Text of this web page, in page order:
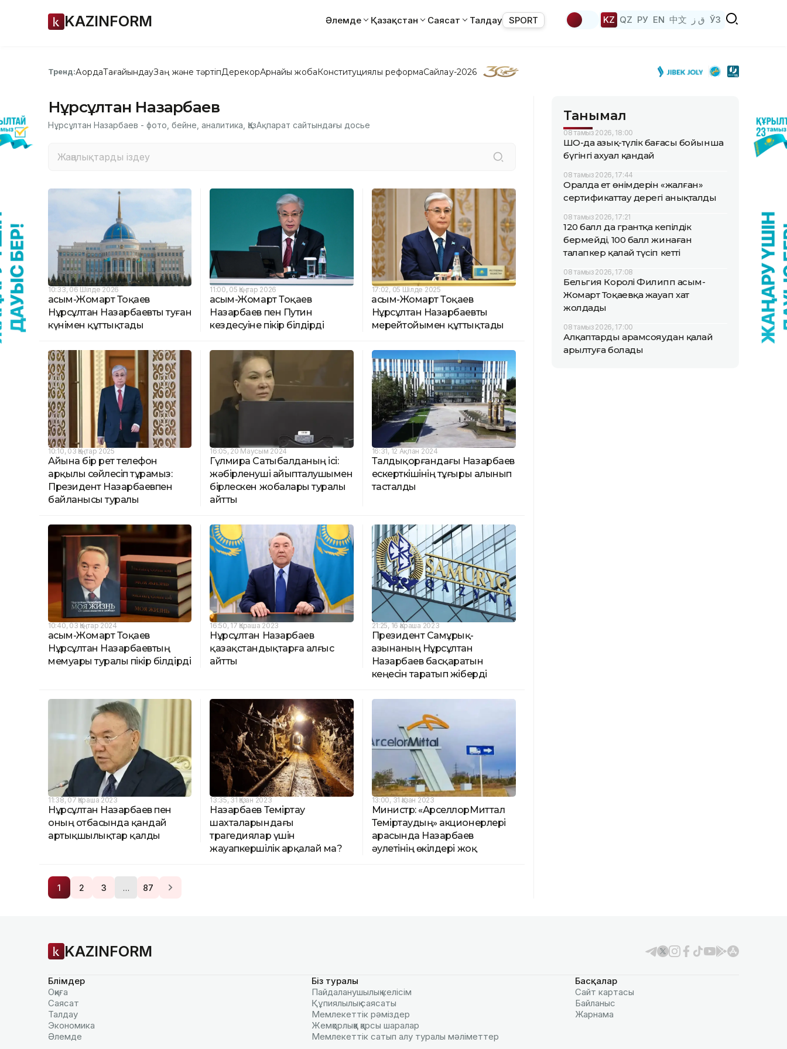
KAZINFORM Әлемде Қазақстан Саясат Талдау SPORT KZ QZ РУ EN 中文 ق ز ЎЗ
Тренд:АқордаТағайындауЗаң және тәртіпДерекқорАрнайы жобаКонституциялық реформаСайлау-2026
Нұрсұлтан Назарбаев
Нұрсұлтан Назарбаев - фото, бейне, аналитика, ҚазАқпарат сайтындағы досье
10:33, 06 Шілде 2026
Қасым-Жомарт Тоқаев
Нұрсұлтан Назарбаевты туған
күнімен құттықтады
11:00, 05 Қаңтар 2026
Қасым-Жомарт Тоқаев
Назарбаев пен Путин
кездесуіне пікір білдірді
17:02, 05 Шілде 2025
Қасым-Жомарт Тоқаев
Нұрсұлтан Назарбаевты
мерейтойымен құттықтады
10:10, 03 Қаңтар 2025
Айына бір рет телефон
арқылы сөйлесіп тұрамыз:
Президент Назарбаевпен
байланысы туралы
16:05, 20 Маусым 2024
Гүлмира Сатыбалданың ісі:
жәбірленуші айыпталушымен
бірлескен жобалары туралы
айтты
16:31, 12 Ақпан 2024
Талдықорғандағы Назарбаев
ескерткішінің тұғыры алынып
тасталды
10:40, 03 Қаңтар 2024
Қасым-Жомарт Тоқаев
Нұрсұлтан Назарбаевтың
мемуары туралы пікір білдірді
16:50, 17 Қараша 2023
Нұрсұлтан Назарбаев
қазақстандықтарға алғыс
айтты
21:25, 16 Қараша 2023
Президент Самұрық-
Қазынаның Нұрсұлтан
Назарбаев басқаратын
кеңесін таратып жіберді
11:38, 07 Қараша 2023
Нұрсұлтан Назарбаев пен
оның отбасында қандай
артықшылықтар қалды
13:35, 31 Қазан 2023
Назарбаев Теміртау
шахталарындағы
трагедиялар үшін
жауапкершілік арқалай ма?
13:00, 31 Қазан 2023
Министр: «АрселлорМиттал
Теміртаудың» акционерлері
арасында Назарбаев
әулетінің өкілдері жоқ
1 2 3 … 87
Танымал
08 тамыз 2026, 18:00
ШҚО-да азық-түлік бағасы бойынша
бүгінгі ахуал қандай
08 тамыз 2026, 17:44
Оралда ет өнімдерін «жалған»
сертификаттау дерегі анықталды
08 тамыз 2026, 17:21
120 балл да грантқа кепілдік
бермейді, 100 балл жинаған
талапкер қалай түсіп кетті
08 тамыз 2026, 17:08
Бельгия Королі Филипп Қасым-
Жомарт Тоқаевқа жауап хат
жолдады
08 тамыз 2026, 17:00
Алқаптарды арамсояудан қалай
арылтуға болады
KAZINFORM
Бөлімдер
Оқиға
Саясат
Талдау
Экономика
Әлемде
Біз туралы
Пайдаланушылық келiciм
Құпиялылық саясаты
Мемлекеттік рәміздер
Жемқорлыққа қарсы шаралар
Мемлекеттік сатып алу туралы мәлiметтер
Басқалар
Сайт картасы
Байланыс
Жарнама